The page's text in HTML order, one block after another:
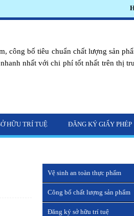
công bố tiêu chuẩn chất lượng sản
nhất với chi phí tốt nhất trên thị
HỮU TRÍ TUỆ ĐĂNG KÝ GIẤY PHÉP
Vệ sinh an toàn thực phẩm
Công bố chất lượng sản phẩm
Đăng ký sở hữu trí tuệ